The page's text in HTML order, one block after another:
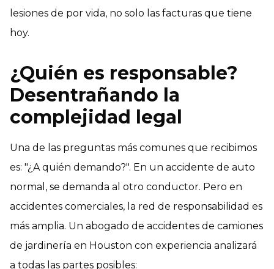
lesiones de por vida, no solo las facturas que tiene
hoy.
¿Quién es responsable?
Desentrañando la
complejidad legal
Una de las preguntas más comunes que recibimos
es: "¿A quién demando?". En un accidente de auto
normal, se demanda al otro conductor. Pero en
accidentes comerciales, la red de responsabilidad es
más amplia. Un abogado de accidentes de camiones
de jardinería en Houston con experiencia analizará
a todas las partes posibles: